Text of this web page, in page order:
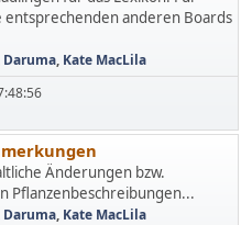
entsprechenden anderen Boards
Daruma, Kate MacLila
Änderungen bzw.
Pflanzenbeschreibungen...
Daruma, Kate MacLila